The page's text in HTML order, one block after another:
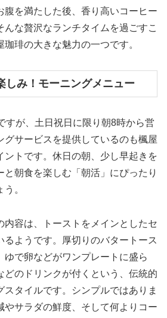
腹を満たした後、香り高いコーヒー
んな贅沢なランチタイムを過ごすこ
琲の大きな魅力の一つです。
しみ！モーニングメニュー
すが、土日祝日に限り朝8時から営
グサービスを提供しているのも楓屋
ントです。休日の朝、少し早起きを
と朝食を楽しむ「朝活」にぴったり
。
内容は、トーストをメインとしたセ
るようです。厚切りのバタートース
ゆで卵などがワンプレートに盛ら
どのドリンクが付くという、伝統的
スタイルです。シンプルではありま
やサラダの鮮度、そして何よりコー